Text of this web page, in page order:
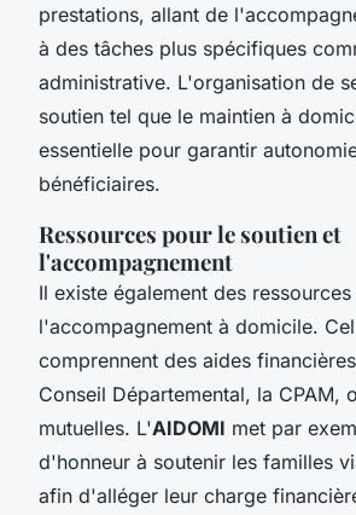
prestations, allant de
à des tâches plus spécifiques
administrative. L'organisation de
soutien tel que le maintien à
essentielle pour garantir
bénéficiaires.
Ressources pour le soutien et
l'accompagnement
Il existe également des
l'accompagnement à domicile.
comprennent des aides
Conseil Départemental, la CPAM,
mutuelles. L'AIDOMI met par
d'honneur à soutenir les familles
afin d'alléger leur charge